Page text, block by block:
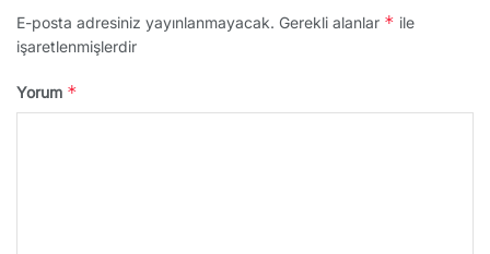
E-posta adresiniz yayınlanmayacak. Gerekli alanlar * ile
işaretlenmişlerdir
Yorum *